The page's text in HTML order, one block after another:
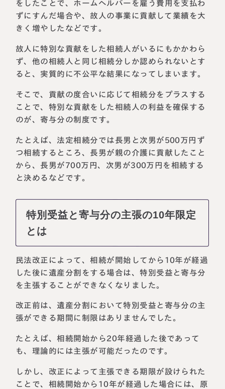
をしたことで、ホームヘルパーを雇う費用を支払わ
ずにすんだ場合や、故人の事業に貢献して業績を大
きく増やしたなどです。
故人に特別な貢献をした相続人がいるにもかかわら
ず、他の相続人と同じ相続分しか認められないとす
ると、実質的に不公平な結果になってしまいます。
そこで、貢献の度合いに応じて相続分をプラスする
ことで、特別な貢献をした相続人の利益を確保する
のが、寄与分の制度です。
たとえば、法定相続分では長男と次男が500万円ず
つ相続するところ、長男が親の介護に貢献したこと
から、長男が700万円、次男が300万円を相続する
と決めるなどです。
特別受益と寄与分の主張の10年限定
とは
民法改正によって、相続が開始してから10年が経過
した後に遺産分割をする場合は、特別受益と寄与分
を主張することができなくなりました。
改正前は、遺産分割において特別受益と寄与分の主
張ができる期間に制限はありませんでした。
たとえば、相続開始から20年経過した後であって
も、理論的には主張が可能だったのです。
しかし、改正によって主張できる期限が設けられた
ことで、相続開始から10年が経過した場合には、原